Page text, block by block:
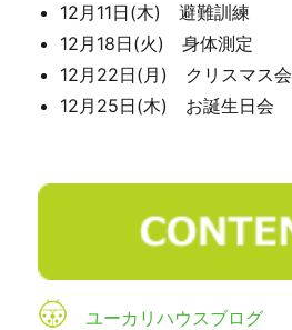
12月11日(木) 避難訓練
12月18日(火) 身体測定
12月22日(月) クリスマス会
12月25日(木) お誕生日会
ユーカリハウスブログ